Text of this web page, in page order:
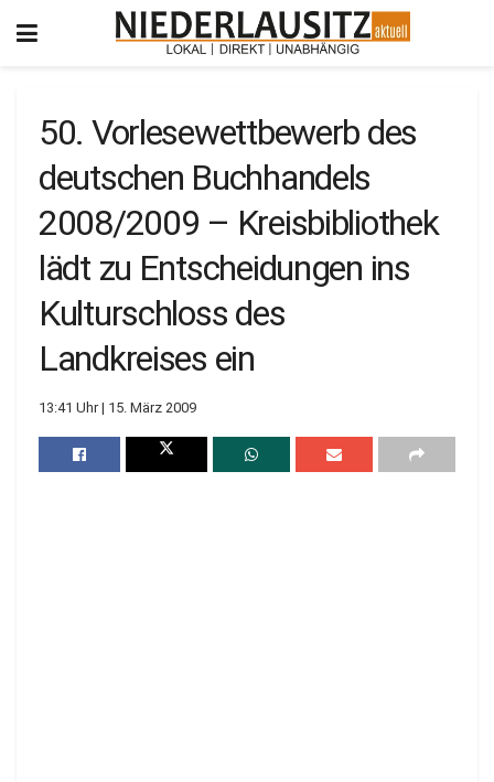
50. Vorlesewettbewerb des
deutschen Buchhandels
2008/2009 – Kreisbibliothek
lädt zu Entscheidungen ins
Kulturschloss des
Landkreises ein
13:41 Uhr | 15. März 2009